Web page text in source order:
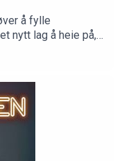
å fylle
nytt lag å heie på,
me å gjøre det?
er altfor gira på
er.Episoden er
legetjenester.